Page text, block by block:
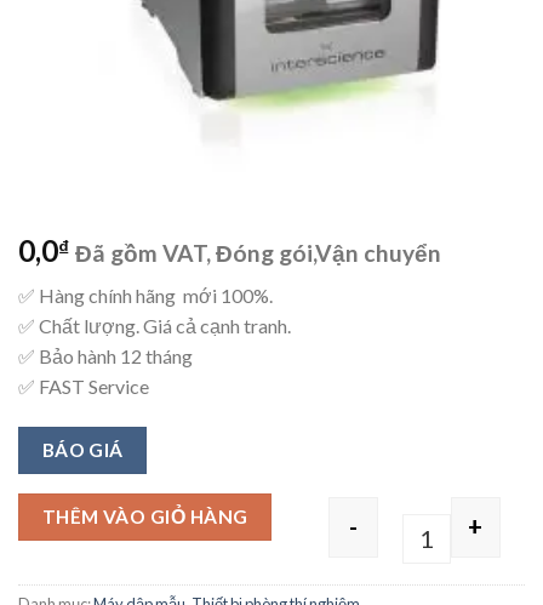
0,0₫ Đã gồm VAT, Đóng gói,Vận chuyển
✅ Hàng chính hãng mới 100%.
✅ Chất lượng. Giá cả cạnh tranh.
✅ Bảo hành 12 tháng
✅ FAST Service
BÁO GIÁ
Quantity
- +
THÊM VÀO GIỎ HÀNG